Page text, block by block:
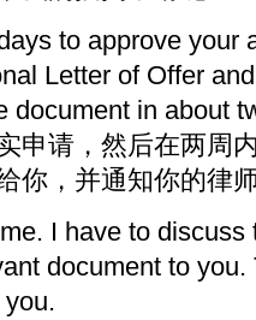
to approve your
Letter of Offer
document in about
申请，然后在两周
你，并通知你的律
I have to
document to you.